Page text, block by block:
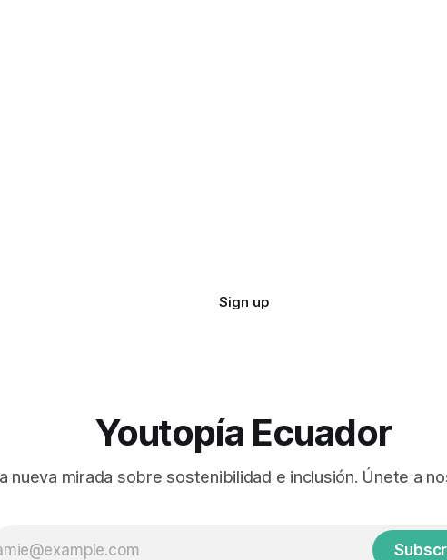
Sign up
Youtopía Ecuador
nueva mirada sobre sostenibilidad e inclusión. Únete a